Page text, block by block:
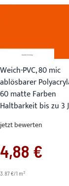
Weich-PVC, 80 mic
ablösbarer
60 matte Farben
Haltbarkeit bis zu 3
jetzt bewerten
4,88 €
3.87 €/1 m2